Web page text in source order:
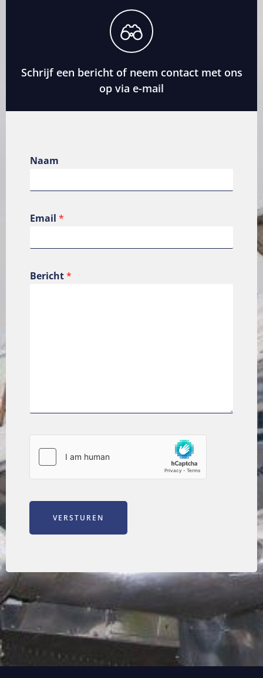
Schrijf een bericht of neem contact met ons
op via e-mail
Naam
Email *
Bericht*
VERSTUREN